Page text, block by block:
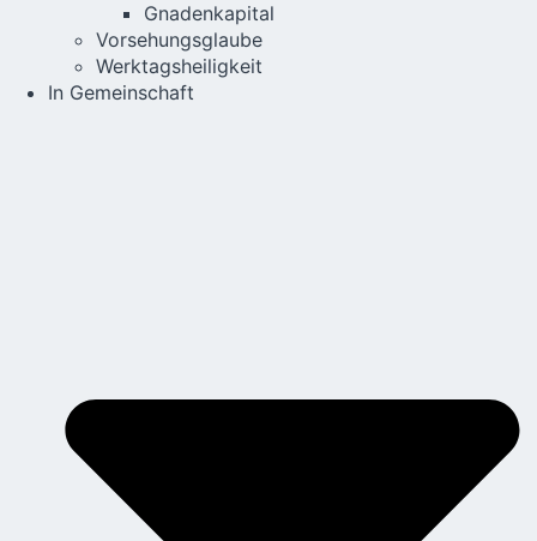
Gnadenkapital
Vorsehungsglaube
Werktagsheiligkeit
In Gemeinschaft